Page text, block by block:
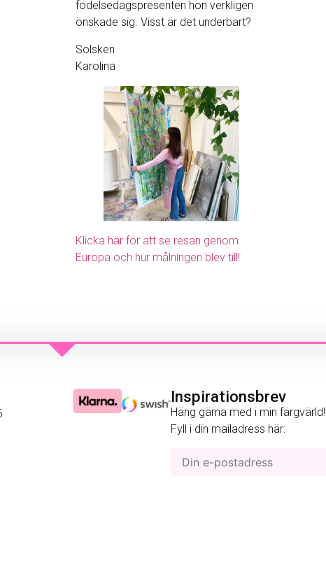
födelsedagspresenten hon verkligen
önskade sig. Visst är det underbart?
Solsken
Karolina
Klicka här för att se resan genom
Europa och hur målningen blev till!
Inspirationsbrev
Häng gärna med i min färgvärld!
Fyll i din mailadress här: